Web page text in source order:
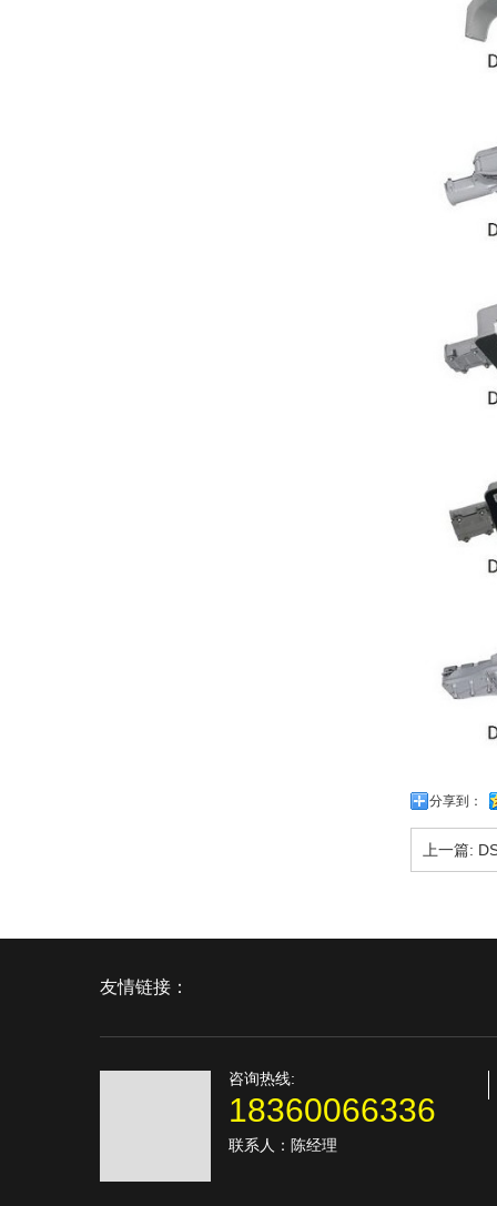
分享到：
上一篇:
友情链接：
咨询热线:
18360066336
联系人：陈经理